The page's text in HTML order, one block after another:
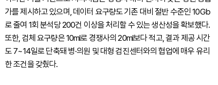
가를 제시하고 있으며, 데이터 요구량도 기존 대비 절반 수준인 10Gb
로 줄여 1회 분석당 200건 이상을 처리할 수 있는 생산성을 확보했다.
또한, 검체 요구량은 10ml로 경쟁사의 20ml보다 적고, 결과 제공 시간
도 7~14일로 단축돼 병·의원 및 대형 검진센터와의 협업에 매우 유리
한 조건을 갖췄다.